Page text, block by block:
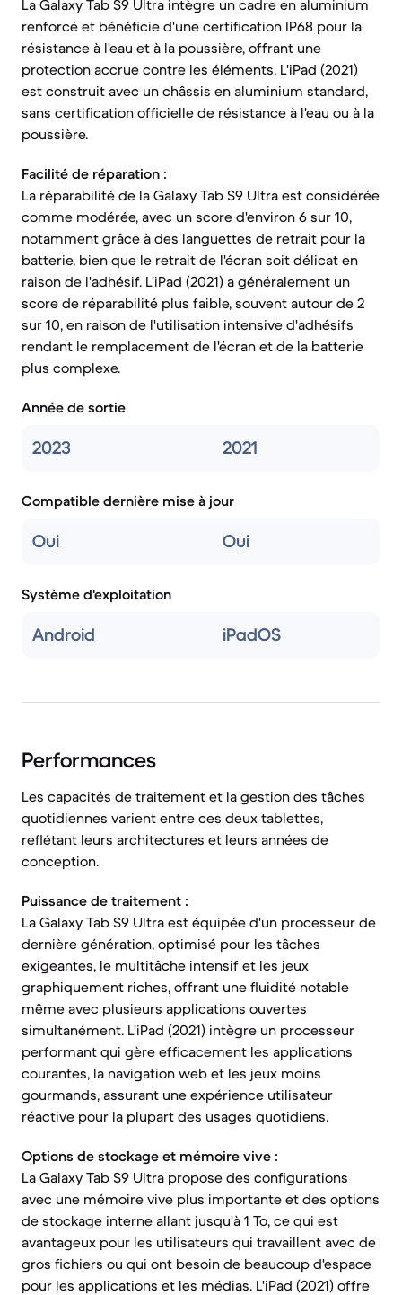
La Galaxy Tab S9 Ultra intègre un cadre en aluminium
renforcé et bénéficie d'une certification IP68 pour la
résistance à l'eau et à la poussière, offrant une
protection accrue contre les éléments. L'iPad (2021)
est construit avec un châssis en aluminium standard,
sans certification officielle de résistance à l'eau ou à la
poussière.
Facilité de réparation :
La réparabilité de la Galaxy Tab S9 Ultra est considérée
comme modérée, avec un score d'environ 6 sur 10,
notamment grâce à des languettes de retrait pour la
batterie, bien que le retrait de l'écran soit délicat en
raison de l'adhésif. L'iPad (2021) a généralement un
score de réparabilité plus faible, souvent autour de 2
sur 10, en raison de l'utilisation intensive d'adhésifs
rendant le remplacement de l'écran et de la batterie
plus complexe.
Année de sortie
2023 2021
Compatible dernière mise à jour
Oui Oui
Système d'exploitation
Android iPadOS
Performances
Les capacités de traitement et la gestion des tâches
quotidiennes varient entre ces deux tablettes,
reflétant leurs architectures et leurs années de
conception.
Puissance de traitement :
La Galaxy Tab S9 Ultra est équipée d'un processeur de
dernière génération, optimisé pour les tâches
exigeantes, le multitâche intensif et les jeux
graphiquement riches, offrant une fluidité notable
même avec plusieurs applications ouvertes
simultanément. L'iPad (2021) intègre un processeur
performant qui gère efficacement les applications
courantes, la navigation web et les jeux moins
gourmands, assurant une expérience utilisateur
réactive pour la plupart des usages quotidiens.
Options de stockage et mémoire vive :
La Galaxy Tab S9 Ultra propose des configurations
avec une mémoire vive plus importante et des options
de stockage interne allant jusqu'à 1 To, ce qui est
avantageux pour les utilisateurs qui travaillent avec de
gros fichiers ou qui ont besoin de beaucoup d'espace
pour les applications et les médias. L'iPad (2021) offre